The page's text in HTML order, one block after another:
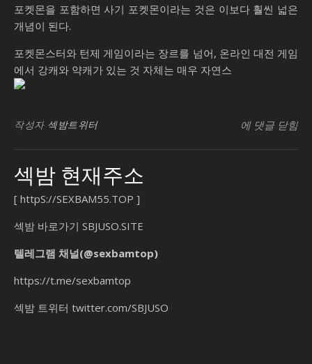
포켓몬을 포함하면 사기 포켓몬이라는 것은 이보다 훨씬 넓은
개념이 된다.
포켓몬스터와 턴제 게임이라는 장르를 넘어, 온라인 대전 게임
에서 강캐와 약캐가 있는 것 자체는 매우 자연스
빈
조
백
나
는
수
요
칭
작성자 섹밤트위터 SB유흥지원센
에 댓글 닫힘
섹밤 현재주소
[ httpS://SEXBAM55.TOP ]
섹밤 바로가기 SBJUSO.SITE
텔레그램 채널(@sexbamtop)
https://t.me/sexbamtop
섹밤 트위터 twitter.com/SBJUSO